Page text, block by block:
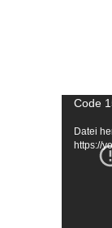
Video-
Player
Code
Datei
https://